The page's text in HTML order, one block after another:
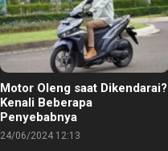
Motor Oleng saat Dikendarai?
Kenali Beberapa
Penyebabnya
24/06/2024 12:13